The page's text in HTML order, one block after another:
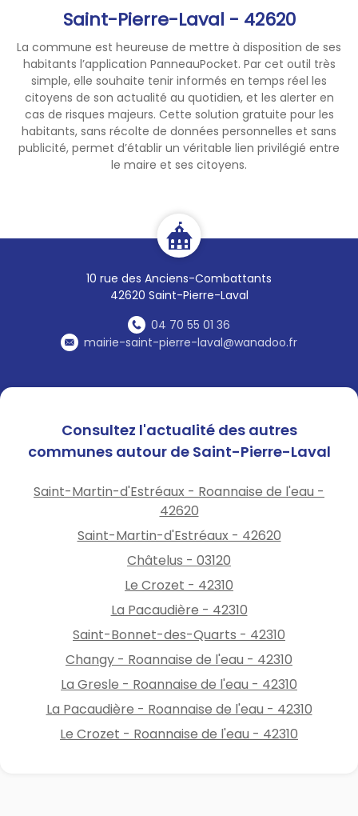
Saint-Pierre-Laval - 42620
La commune est heureuse de mettre à disposition de ses
habitants l’application PanneauPocket. Par cet outil très
simple, elle souhaite tenir informés en temps réel les
citoyens de son actualité au quotidien, et les alerter en
cas de risques majeurs. Cette solution gratuite pour les
habitants, sans récolte de données personnelles et sans
publicité, permet d’établir un véritable lien privilégié entre
le maire et ses citoyens.
10 rue des Anciens-Combattants
42620 Saint-Pierre-Laval
04 70 55 01 36
mairie-saint-pierre-laval@wanadoo.fr
Consultez l'actualité des autres
communes autour de Saint-Pierre-Laval
Saint-Martin-d'Estréaux - Roannaise de l'eau -
42620
Saint-Martin-d'Estréaux - 42620
Châtelus - 03120
Le Crozet - 42310
La Pacaudière - 42310
Saint-Bonnet-des-Quarts - 42310
Changy - Roannaise de l'eau - 42310
La Gresle - Roannaise de l'eau - 42310
La Pacaudière - Roannaise de l'eau - 42310
Le Crozet - Roannaise de l'eau - 42310